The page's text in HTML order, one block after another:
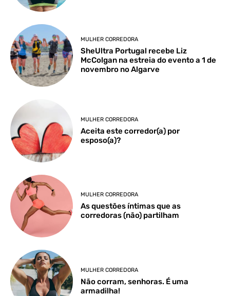
MULHER CORREDORA
SheUltra Portugal recebe Liz
McColgan na estreia do evento a 1 de
novembro no Algarve
MULHER CORREDORA
Aceita este corredor(a) por
esposo(a)?
MULHER CORREDORA
As questões íntimas que as
corredoras (não) partilham
MULHER CORREDORA
Não corram, senhoras. É uma
armadilha!